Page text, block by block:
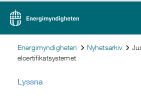
Energimyndigheten Nyhetsarkiv
elcertifikatsystemet
Lyssna